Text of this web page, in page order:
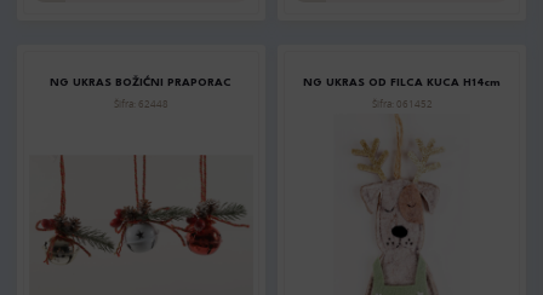
NG UKRAS BOŽIĆNI PRAPORAC
Šifra: 62448
NG UKRAS OD FILCA KUCA H14cm
Šifra: 061452